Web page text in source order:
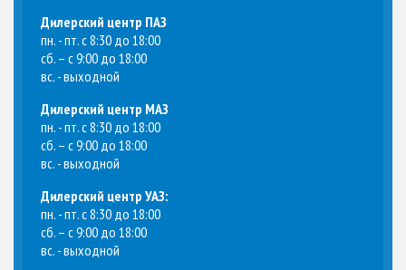
Дилерский центр ПАЗ
пн. - пт. с 8:30 до 18:00
сб. – с 9:00 до 18:00
вс. - выходной
Дилерский центр МАЗ
пн. - пт. с 8:30 до 18:00
сб. – с 9:00 до 18:00
вс. - выходной
Дилерский центр УАЗ:
пн. - пт. с 8:30 до 18:00
сб. – с 9:00 до 18:00
вс. - выходной